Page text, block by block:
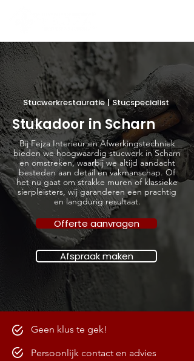
Stucwerkrestauratie | Stucspecialist
Stukadoor in Scharn
Bij Fejza Interieur en Afwerkingstechniek
bieden we hoogwaardig stucwerk in Scharn
en omstreken, waarbij we altijd aandacht
besteden aan detail en vakmanschap. Of
het nu gaat om strakke muren of klassieke
sierpleisters, wij garanderen een prachtig
en langdurig resultaat.
Offerte aanvragen
Afspraak maken
Geen klus te gek!
Persoonlijk contact en advies